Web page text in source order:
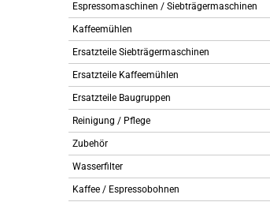
Espressomaschinen / Siebträgermaschinen
Kaffeemühlen
Ersatzteile Siebträgermaschinen
Ersatzteile Kaffeemühlen
Ersatzteile Baugruppen
Reinigung / Pflege
Zubehör
Wasserfilter
Kaffee / Espressobohnen